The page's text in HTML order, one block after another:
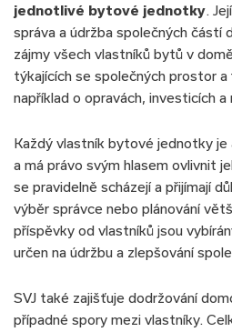
jednotlivé bytové jednotky.
správa a údržba společných částí
zájmy všech vlastníků bytů v
týkajících se společných prostor
například o opravách, investicích
Každý vlastník bytové jednotky je
a má právo svým hlasem ovlivnit
se pravidelně scházejí a přijímají
výběr správce nebo plánování
příspěvky od vlastníků jsou
určen na údržbu a zlepšování
SVJ také zajišťuje dodržování
případné spory mezi vlastníky.